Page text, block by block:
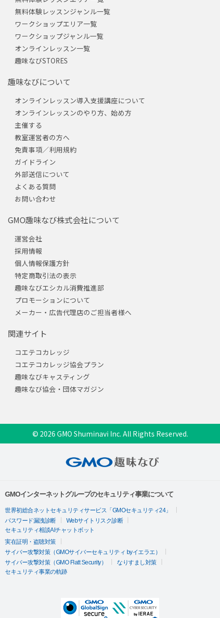
無料体験レッスンジャンル一覧
ワークショップエリア一覧
ワークショップジャンル一覧
オンラインレッスン一覧
趣味なびSTORES
趣味なびについて
オンラインレッスン導入支援講座について
オンラインレッスンのやり方、始め方
主催する
教室運営者の方へ
免責事項／利用規約
ガイドライン
外部送信について
よくある質問
お問い合わせ
GMO趣味なび株式会社について
運営会社
採用情報
個人情報保護方針
特定商取引法の表示
趣味なびエシカル消費推進部
プロモーションについて
メーカー・広告代理店のご担当者様へ
関連サイト
コエテコカレッジ
コエテコカレッジ協会プラン
趣味なびキャスティング
趣味なび協会・団体マガジン
© 2026 GMO Shuminavi Inc. All Rights Reserved.